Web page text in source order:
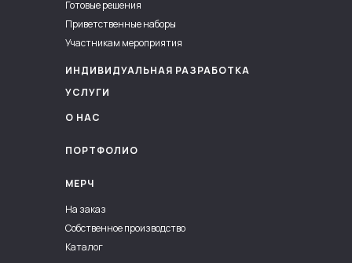
УСЛУГИ
ПОРТФОЛИО
О НАС
ИНДИВИДУАЛЬНАЯ РАЗРАБОТКА
Готовые решения
Приветственные наборы
Участникам мероприятия
МЕРЧ
На заказ
Собственное производство
Каталог